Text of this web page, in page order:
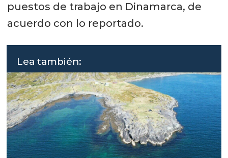
puestos de trabajo en Dinamarca, de
acuerdo con lo reportado.
Lea también: